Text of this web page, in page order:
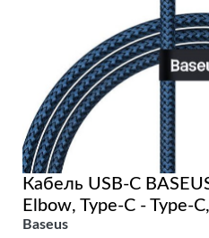
Кабель USB-C
Elbow, Type-C - Type-
Baseus